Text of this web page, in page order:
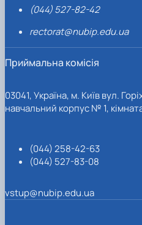
(044) 527-82-42
rectorat@nubip.edu.ua
Приймальна комісія
03041, Україна, м. Київ вул.
навчальний корпус № 1,
(044) 258-42-63
(044) 527-83-08
vstup@nubip.edu.ua